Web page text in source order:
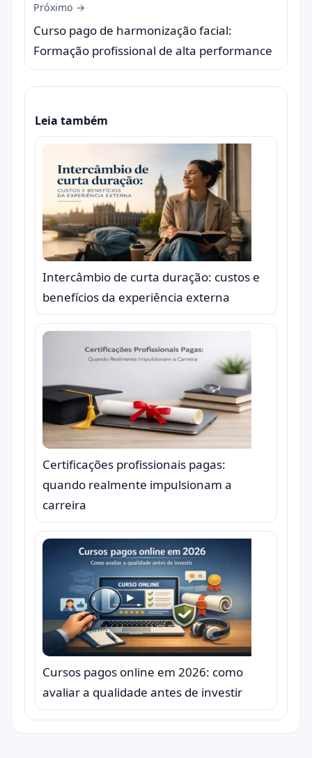
Próximo →
Curso pago de harmonização facial:
Formação profissional de alta performance
Leia também
Intercâmbio de curta duração: custos e
benefícios da experiência externa
Certificações profissionais pagas:
quando realmente impulsionam a
carreira
Cursos pagos online em 2026: como
avaliar a qualidade antes de investir